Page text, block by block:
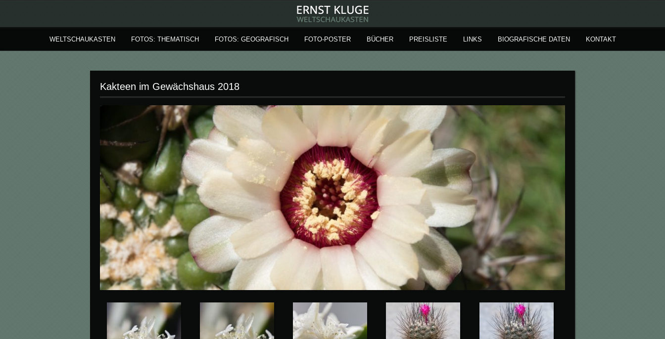
WELTSCHAUKASTEN FOTOS: THEMATISCH FOTOS: GEOGRAFISCH FOTO-POSTER BÜCHER PREISLISTE LINKS BIOGRAFISCHE DATEN KONTAKT
Kakteen im Gewächshaus 2018